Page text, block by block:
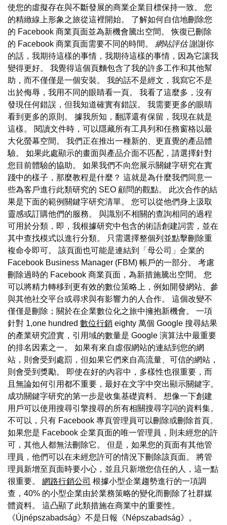
使您的虛擬存在與不斷發展的商業企業目標保持一致。 您
的精緻線上形象之旅從這裡開始。 了解如何自信地刪除您
的 Facebook 商業頁面並為新機會騰出空間。 恢復已刪除
的 Facebook 商業頁面需要不同的時間。 網站評估謝謝你
的話，我期待這樣的事情，我期待這樣的事情，因為它讓我
變得更好。 我覺得這個頁麵包含了我的許多工作和其他幫
助，而不僅僅是一個安裝。 我的話不是經文，我寫它不是
出於侮辱，我用不同的眼睛看一頁。 我看了這麼多，沒有
發現任何錯誤，但我知道確實有錯誤。 我需要更多的眼睛
看到更多的原則。 據我所知，翻譯還有保留，我現在就是
這樣。 閱讀文件時，可以隱藏所有工具列和任務窗格以最
大化螢幕空間。 我們正在推出一種新的、更直覺的產品體
驗。 如果此處顯示的畫面與產品介面不匹配，請選擇針對
您目前體驗的協助。 如果我們不向您展示關鍵字研究在實
踐中的樣子，那麼教程是什麼？ 這就是為什麼我們同意一
些為客戶進行此類研究的 SEO 顧問的觀點。 此次合作的結
果是下面的範例關鍵字研究清單。 您可以從他們身上汲取
靈感或訂購他們的服務。 與識別不相關的查詢相同的過程
可用於分類，即，我根據研究中包含的術語創建詞雲，並在
其中查找模式以進行分類。 只需選擇整個列並點擊刪除重
複命令即可。 該頁面也可能是連結到「母公司」企業的
Facebook Business Manager (FBM) 帳戶的一部分。 考慮
刪除過時的 Facebook 商業頁面，為新措施騰出空間。 您
可以將精力轉移到更有效的數位策略上，例如開發網站、參
與其他社交平台或尋求與有影響力的人合作。 這個改變不
僅僅是刪除；關於在企業數位化之旅中擁抱新機會。 一項
針對 1,one hundred 數位行銷 eighty 萬個 Google 搜尋結果
的產業研究證實，引用域的數量是 Google 演算法中最重要
的排名因素之一。 如果有來自虛假網站的連結到您的網
站，則會受到處罰，但如果它們來自高流量、可信的網站，
則會受到獎勵。 即使在好的內容中，多樣性也很重要，而
且無論如何引用都不重要，最好在文字中突出顯示關鍵字。
成功關鍵字研究的第一步是收集基礎資料。 想像一下創建
用戶可以使用搜尋引擎搜尋的所有相關搜尋字詞的資料集。
不可以，只有 Facebook 專頁管理員可以刪除或刪除首頁。
如果您是 Facebook 企業頁面的唯一管理員，則未經您的許
可，其他人都無法刪除它。 但是，如果您的頁面有其他管
理員，他們可以在未經您許可的情況下刪除該頁面。 將管
理員新增至頁面時要小心，並且只新增您信任的人，這一點
很重要。 網路行銷公司 根據小型企業趨勢進行的一項調
查，40% 的小型企業由於業務策略的變化而刪除了社群媒
體資料。 這凸顯了此類措施在商業中的重要性。
《Újnépszabadság》不是日報《Népszabadság》。